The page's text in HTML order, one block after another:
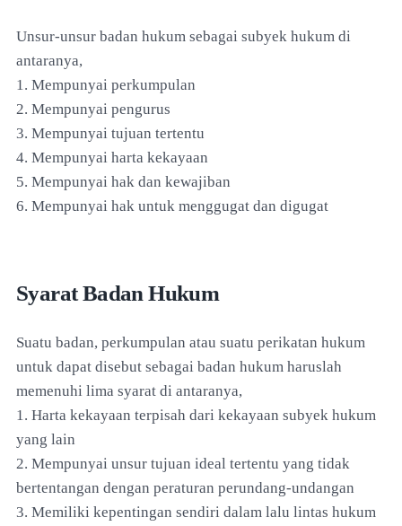
Unsur-unsur badan hukum sebagai subyek hukum di
antaranya,
1. Mempunyai perkumpulan
2. Mempunyai pengurus
3. Mempunyai tujuan tertentu
4. Mempunyai harta kekayaan
5. Mempunyai hak dan kewajiban
6. Mempunyai hak untuk menggugat dan digugat
Syarat Badan Hukum
Suatu badan, perkumpulan atau suatu perikatan hukum
untuk dapat disebut sebagai badan hukum haruslah
memenuhi lima syarat di antaranya,
1. Harta kekayaan terpisah dari kekayaan subyek hukum
yang lain
2. Mempunyai unsur tujuan ideal tertentu yang tidak
bertentangan dengan peraturan perundang-undangan
3. Memiliki kepentingan sendiri dalam lalu lintas hukum